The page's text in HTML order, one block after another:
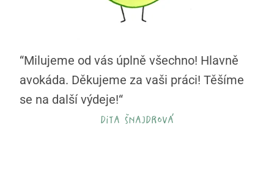
“Milujeme od vás úplně všechno! Hlavně
avokáda. Děkujeme za vaši práci! Těšíme
se na další výdeje!“
dita šnajdrová